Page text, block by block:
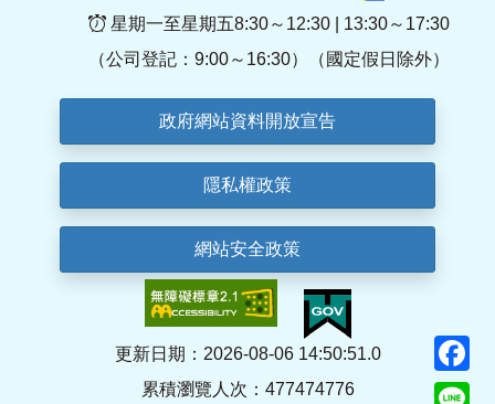
星期一至星期五8:30～12:30 | 13:30～17:30
（公司登記：9:00～16:30）（國定假日除外）
政府網站資料開放宣告
隱私權政策
網站安全政策
更新日期：2026-08-06 14:50:51.0
累積瀏覽人次：477474776